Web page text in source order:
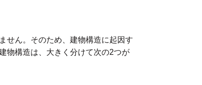
せん。そのため、建物構造に起因す
物構造は、大きく分けて次の2つが